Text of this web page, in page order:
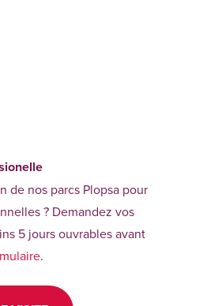
de nos parcs Plopsa pour
? Demandez vos
5 jours ouvrables avant
.